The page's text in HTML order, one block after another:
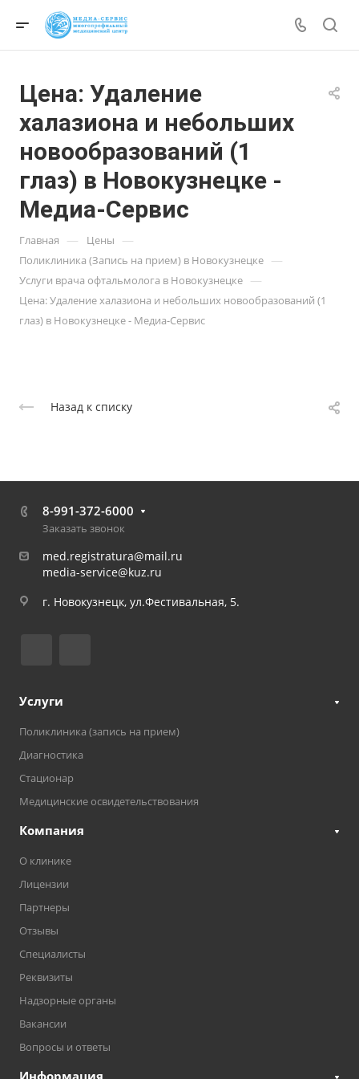
Цена: Удаление
халазиона и небольших
новообразований (1
глаз) в Новокузнецке -
Медиа-Сервис
Главная — Цены —
Поликлиника (Запись на прием) в Новокузнецке —
Услуги врача офтальмолога в Новокузнецке —
Цена: Удаление халазиона и небольших новообразований (1
глаз) в Новокузнецке - Медиа-Сервис
Назад к списку
8-991-372-6000
Заказать звонок
med.registratura@mail.ru
media-service@kuz.ru
г. Новокузнецк, ул.Фестивальная, 5.
Услуги
Поликлиника (запись на прием)
Диагностика
Стационар
Медицинские освидетельствования
Компания
О клинике
Лицензии
Партнеры
Отзывы
Специалисты
Реквизиты
Надзорные органы
Вакансии
Вопросы и ответы